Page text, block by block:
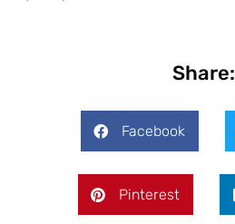
Share:
Facebook
Pinterest